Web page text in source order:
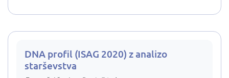
DNA profil (ISAG 2020) z analizo
starševstva